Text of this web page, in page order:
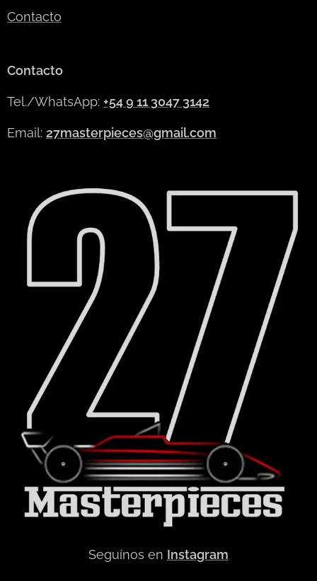
Contacto
Contacto
Tel./WhatsApp: +54 9 11 3047 3142
Email: 27masterpieces@gmail.com
Seguínos en Instagram